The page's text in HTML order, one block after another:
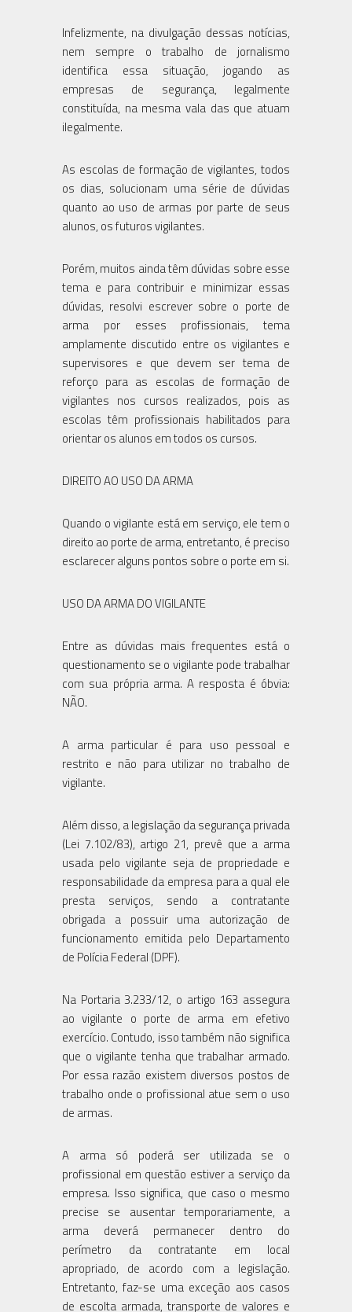
Infelizmente, na divulgação dessas notícias,
nem sempre o trabalho de jornalismo
identifica essa situação, jogando as
empresas de segurança, legalmente
constituída, na mesma vala das que atuam
ilegalmente.
As escolas de formação de vigilantes, todos
os dias, solucionam uma série de dúvidas
quanto ao uso de armas por parte de seus
alunos, os futuros vigilantes.
Porém, muitos ainda têm dúvidas sobre esse
tema e para contribuir e minimizar essas
dúvidas, resolvi escrever sobre o porte de
arma por esses profissionais, tema
amplamente discutido entre os vigilantes e
supervisores e que devem ser tema de
reforço para as escolas de formação de
vigilantes nos cursos realizados, pois as
escolas têm profissionais habilitados para
orientar os alunos em todos os cursos.
DIREITO AO USO DA ARMA
Quando o vigilante está em serviço, ele tem o
direito ao porte de arma, entretanto, é preciso
esclarecer alguns pontos sobre o porte em si.
USO DA ARMA DO VIGILANTE
Entre as dúvidas mais frequentes está o
questionamento se o vigilante pode trabalhar
com sua própria arma. A resposta é óbvia:
NÃO.
A arma particular é para uso pessoal e
restrito e não para utilizar no trabalho de
vigilante.
Além disso, a legislação da segurança privada
(Lei 7.102/83), artigo 21, prevê que a arma
usada pelo vigilante seja de propriedade e
responsabilidade da empresa para a qual ele
presta serviços, sendo a contratante
obrigada a possuir uma autorização de
funcionamento emitida pelo Departamento
de Polícia Federal (DPF).
Na Portaria 3.233/12, o artigo 163 assegura
ao vigilante o porte de arma em efetivo
exercício. Contudo, isso também não significa
que o vigilante tenha que trabalhar armado.
Por essa razão existem diversos postos de
trabalho onde o profissional atue sem o uso
de armas.
A arma só poderá ser utilizada se o
profissional em questão estiver a serviço da
empresa. Isso significa, que caso o mesmo
precise se ausentar temporariamente, a
arma deverá permanecer dentro do
perímetro da contratante em local
apropriado, de acordo com a legislação.
Entretanto, faz-se uma exceção aos casos
de escolta armada, transporte de valores e